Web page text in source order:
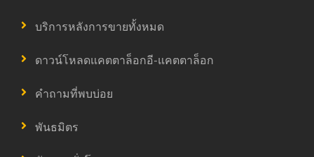
บริการหลังการขายทั้งหมด
ดาวน์โหลดแคตตาล็อกอี-แคตตาล็อก
คำถามที่พบบ่อย
พันธมิตร